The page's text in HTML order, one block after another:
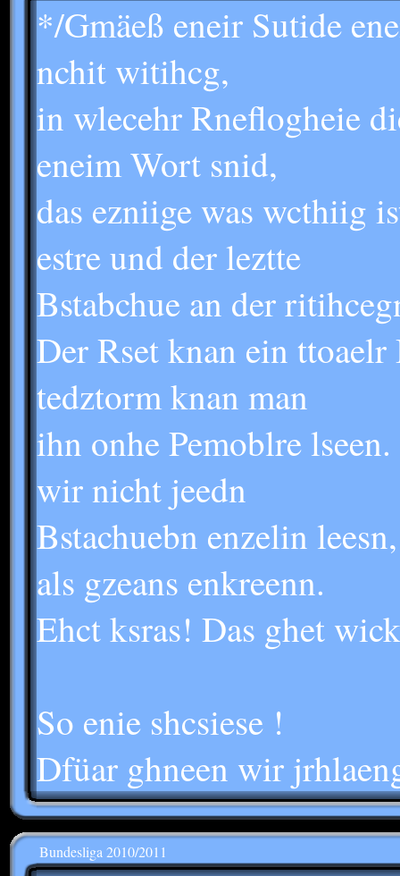
*/Gmäeß eneir Sutide
nchit witihcg,
in wlecehr Rneflogheie
eneim Wort snid,
das ezniige was wcthiig
estre und der leztte
Bstabchue an der
Der Rset knan ein
tedztorm knan man
ihn onhe Pemoblre
wir nicht jeedn
Bstachuebn enzelin
als gzeans enkreenn.
Ehct ksras! Das ghet
So enie shcsiese !
Dfüar ghneen wir
Bundesliga 2010/2011